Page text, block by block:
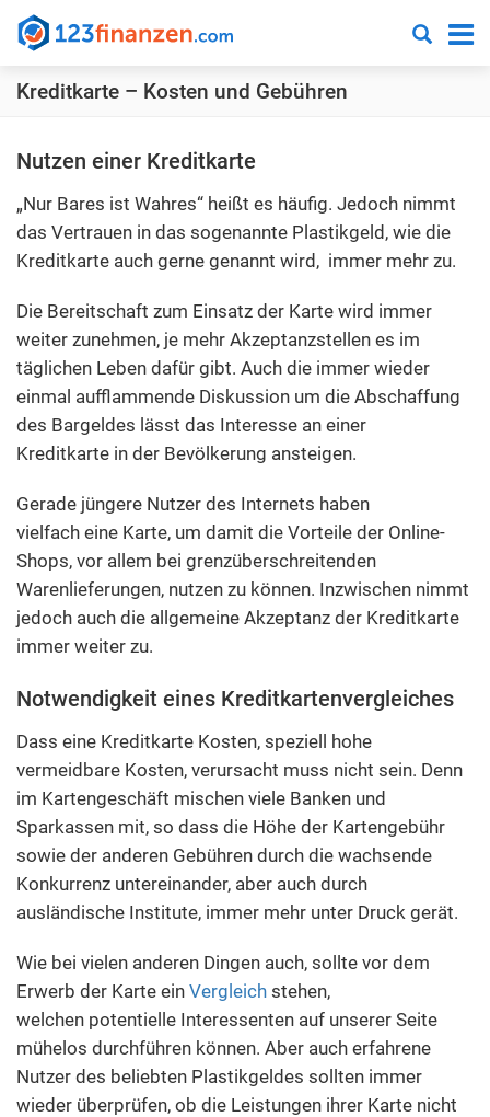
123finanzen.com
Ihr
und
Finanzvergleich
Suchen
Kreditkarte – Kosten und Gebühren
Nutzen einer Kreditkarte
„Nur Bares ist Wahres“ heißt es häufig. Jedoch nimmt
das Vertrauen in das sogenannte Plastikgeld, wie die
Kreditkarte auch gerne genannt wird, immer mehr zu.
Die Bereitschaft zum Einsatz der Karte wird immer
weiter zunehmen, je mehr Akzeptanzstellen es im
täglichen Leben dafür gibt. Auch die immer wieder
einmal aufflammende Diskussion um die Abschaffung
des Bargeldes lässt das Interesse an einer
Kreditkarte in der Bevölkerung ansteigen.
Gerade jüngere Nutzer des Internets haben
vielfach eine Karte, um damit die Vorteile der Online-
Shops, vor allem bei grenzüberschreitenden
Warenlieferungen, nutzen zu können. Inzwischen nimmt
jedoch auch die allgemeine Akzeptanz der Kreditkarte
immer weiter zu.
Notwendigkeit eines Kreditkartenvergleiches
Dass eine Kreditkarte Kosten, speziell hohe
vermeidbare Kosten, verursacht muss nicht sein. Denn
im Kartengeschäft mischen viele Banken und
Sparkassen mit, so dass die Höhe der Kartengebühr
sowie der anderen Gebühren durch die wachsende
Konkurrenz untereinander, aber auch durch
ausländische Institute, immer mehr unter Druck gerät.
Wie bei vielen anderen Dingen auch, sollte vor dem
Erwerb der Karte ein Vergleich stehen,
welchen potentielle Interessenten auf unserer Seite
mühelos durchführen können. Aber auch erfahrene
Nutzer des beliebten Plastikgeldes sollten immer
wieder überprüfen, ob die Leistungen ihrer Karte nicht